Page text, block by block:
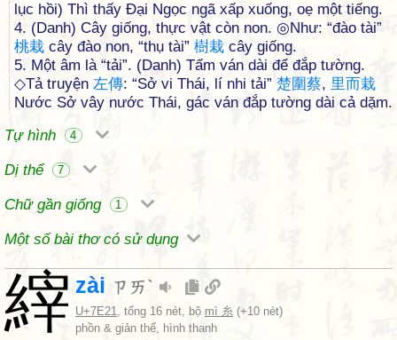
lục hồi) Thì thấy Đại Ngọc ngã xấp xuống, oẹ một tiếng.
4. (Danh) Cây giống, thực vật còn non. ◎Như: “đào tài”
桃栽 cây đào non, “thụ tài” 樹栽 cây giống.
5. Một âm là “tải”. (Danh) Tấm ván dài để đắp tường.
◇Tả truyện 左傳: “Sở vi Thái, lí nhi tải” 楚圍蔡, 里而栽
Nước Sở vây nước Thái, gác ván đắp tường dài cả dặm.
Tự hình
4
Dị thể 7
Chữ gần giống 1
Một số bài thơ có sử dụng
縡 zài ㄗㄞˋ
U+7E21, tổng 16 nét, bộ mì 糸 (+10 nét)
phồn & giản thể, hình thanh